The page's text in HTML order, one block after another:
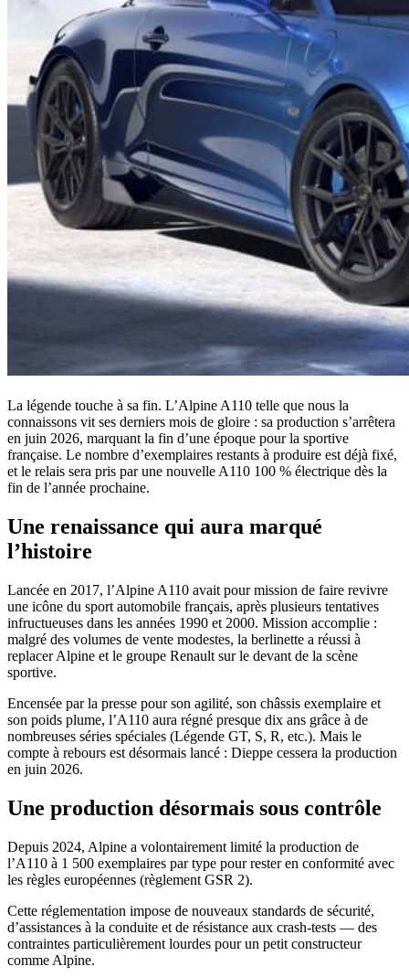
La légende touche à sa fin. L’Alpine A110 telle que nous la
connaissons vit ses derniers mois de gloire : sa production s’arrêtera
en juin 2026, marquant la fin d’une époque pour la sportive
française. Le nombre d’exemplaires restants à produire est déjà fixé,
et le relais sera pris par une nouvelle A110 100 % électrique dès la
fin de l’année prochaine.
Une renaissance qui aura marqué
l’histoire
Lancée en 2017, l’Alpine A110 avait pour mission de faire revivre
une icône du sport automobile français, après plusieurs tentatives
infructueuses dans les années 1990 et 2000. Mission accomplie :
malgré des volumes de vente modestes, la berlinette a réussi à
replacer Alpine et le groupe Renault sur le devant de la scène
sportive.
Encensée par la presse pour son agilité, son châssis exemplaire et
son poids plume, l’A110 aura régné presque dix ans grâce à de
nombreuses séries spéciales (Légende GT, S, R, etc.). Mais le
compte à rebours est désormais lancé : Dieppe cessera la production
en juin 2026.
Une production désormais sous contrôle
Depuis 2024, Alpine a volontairement limité la production de
l’A110 à 1 500 exemplaires par type pour rester en conformité avec
les règles européennes (règlement GSR 2).
Cette réglementation impose de nouveaux standards de sécurité,
d’assistances à la conduite et de résistance aux crash-tests — des
contraintes particulièrement lourdes pour un petit constructeur
comme Alpine.